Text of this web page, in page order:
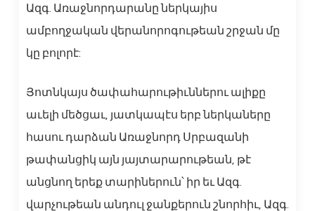
Ազգ. Առաջնորդարանը ներկայիս
ամբողջական վերանորոգութեան շրջան մը
կը բոլորէ:
Յոտնկայս ծափահարութիւններու ալիքը
աւելի մեծցաւ, յատկապէս երբ ներկաները
հասու դարձան Առաջնորդ Սրբազանի
թափանցիկ այն յայտարարութեան, թէ
անցնող երեք տարիներուն՝ իր եւ Ազգ.
վարչութեան անդուլ ջանքերուն շնորհիւ, Ազգ.